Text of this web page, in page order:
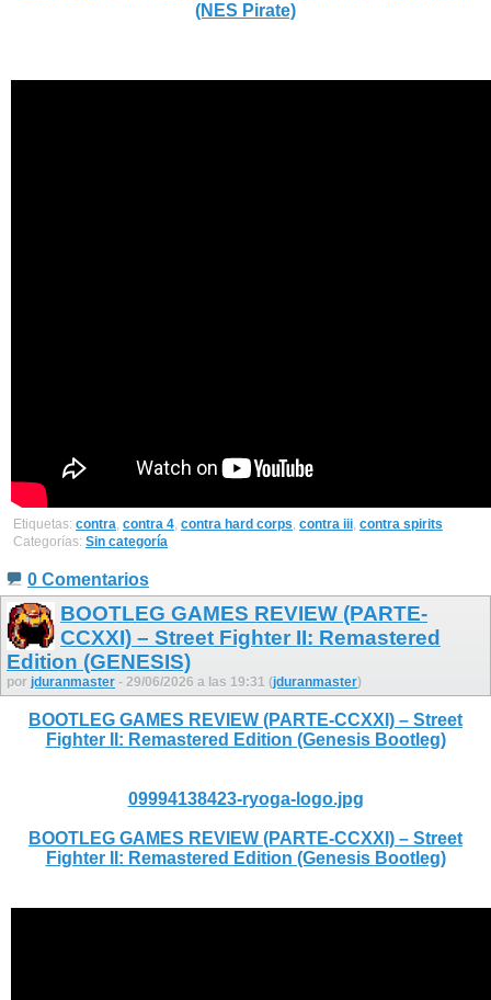
(NES Pirate)
Etiquetas: contra contra 4 contra hard corps contra iii contra spirits
Categorías: Sin categoría
0 Comentarios
BOOTLEG GAMES REVIEW (PARTE-
CCXXI) – Street Fighter II: Remastered
Edition (GENESIS)
por jduranmaster - 29/06/2026 a las 19:31 (jduranmaster)
BOOTLEG GAMES REVIEW (PARTE-CCXXI) – Street
Fighter II: Remastered Edition (Genesis Bootleg)
09994138423-ryoga-logo.jpg
BOOTLEG GAMES REVIEW (PARTE-CCXXI) – Street
Fighter II: Remastered Edition (Genesis Bootleg)